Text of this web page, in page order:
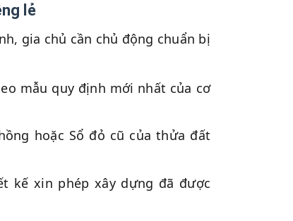
lẻ
gia chủ cần chủ động chuẩn bị
mẫu quy định mới nhất của cơ
hoặc Sổ đỏ cũ của thửa đất
kế xin phép xây dựng đã được